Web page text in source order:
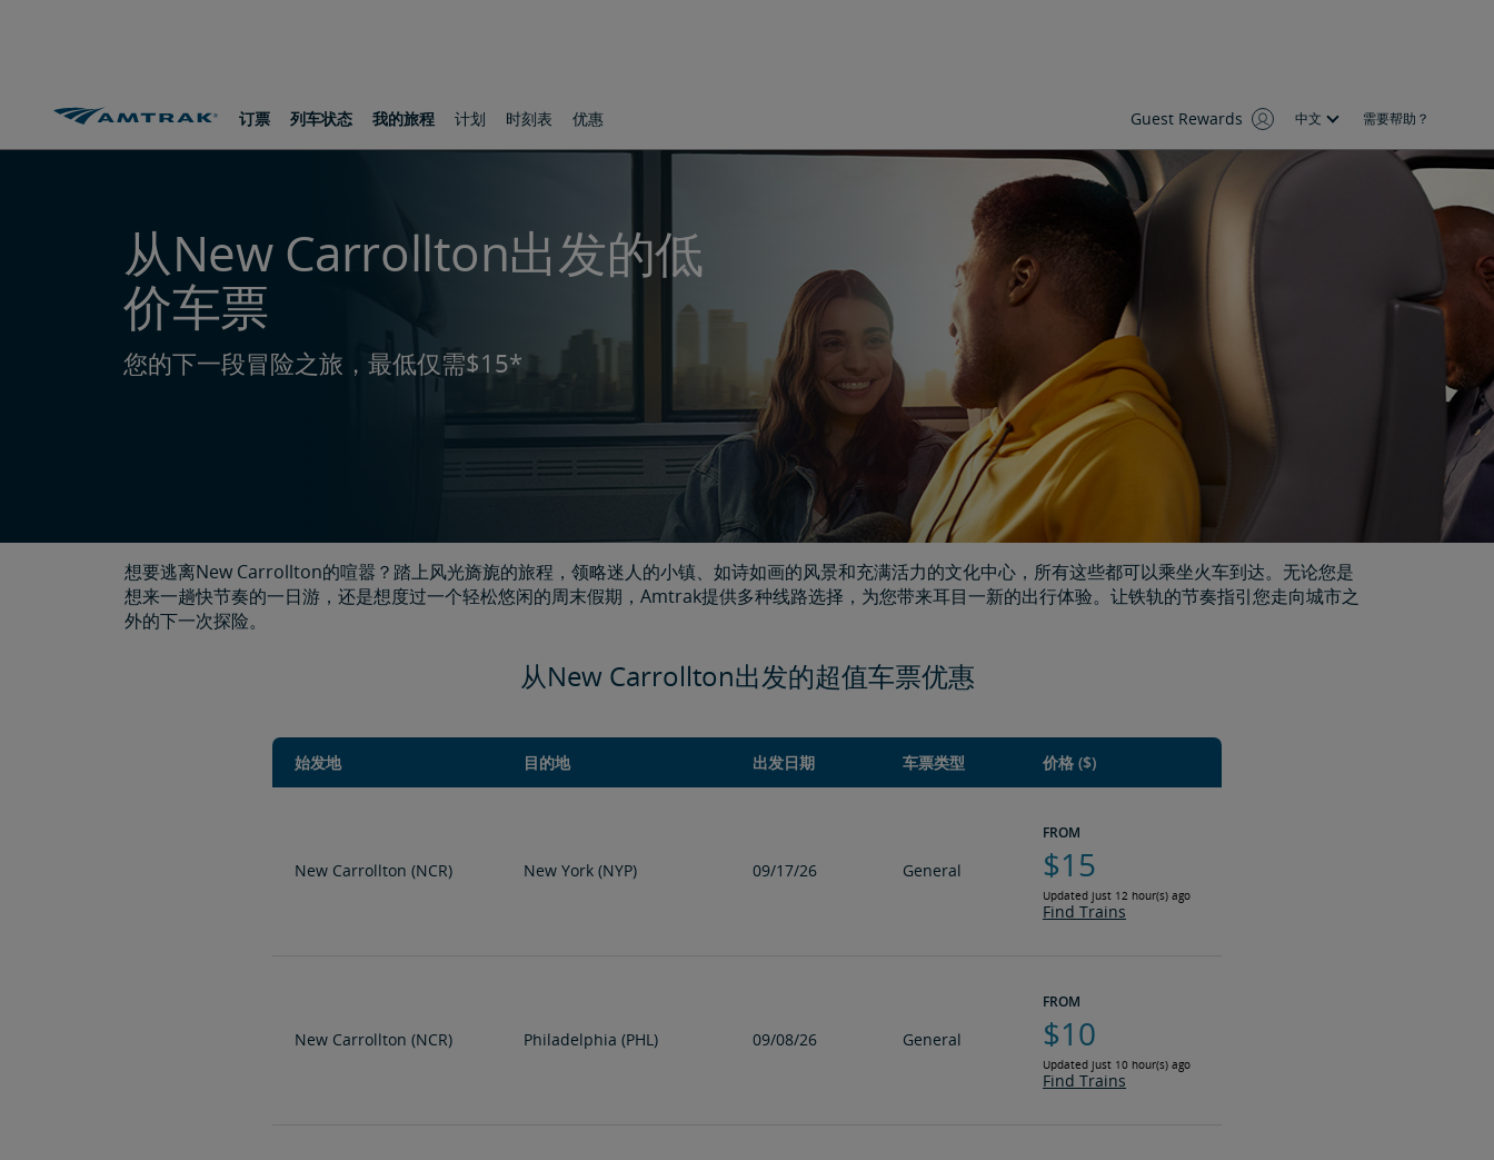
订票
列车状态 我的旅程 计划 时刻表 优惠 Guest Rewards 中文 需要帮助？
从New Carrollton出发的低
价车票
您的下一段冒险之旅，最低仅需$15*
想要逃离New Carrollton的喧嚣？踏上风光旖旎的旅程，领略迷人的小镇、如诗如画的风景和充满活力的文化中心，所有这些都可以乘坐火车到达。无论您是
想来一趟快节奏的一日游，还是想度过一个轻松悠闲的周末假期，Amtrak提供多种线路选择，为您带来耳目一新的出行体验。让铁轨的节奏指引您走向城市之
外的下一次探险。
从New Carrollton出发的超值车票优惠
始发地 目的地 出发日期 车票类型 价格 ($)
New Carrollton (NCR) New York (NYP) 09/17/26 General
FROM
$15
Updated just 12 hour(s) ago
Find Trains
New Carrollton (NCR) Philadelphia (PHL) 09/08/26 General
FROM
$10
Updated just 10 hour(s) ago
Find Trains